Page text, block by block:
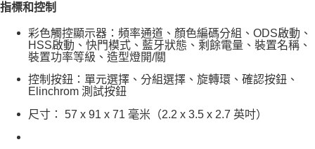
指標和控制
彩色觸控顯示器：頻率通道、顏色編碼分組、ODS啟動、
HSS啟動、快門模式、藍牙狀態、剩餘電量、裝置名稱、
裝置功率等級、造型燈開/關
控制按鈕：單元選擇、分組選擇、旋轉環、確認按鈕、
Elinchrom 測試按鈕
尺寸： 57 x 91 x 71 毫米（2.2 x 3.5 x 2.7 英吋）